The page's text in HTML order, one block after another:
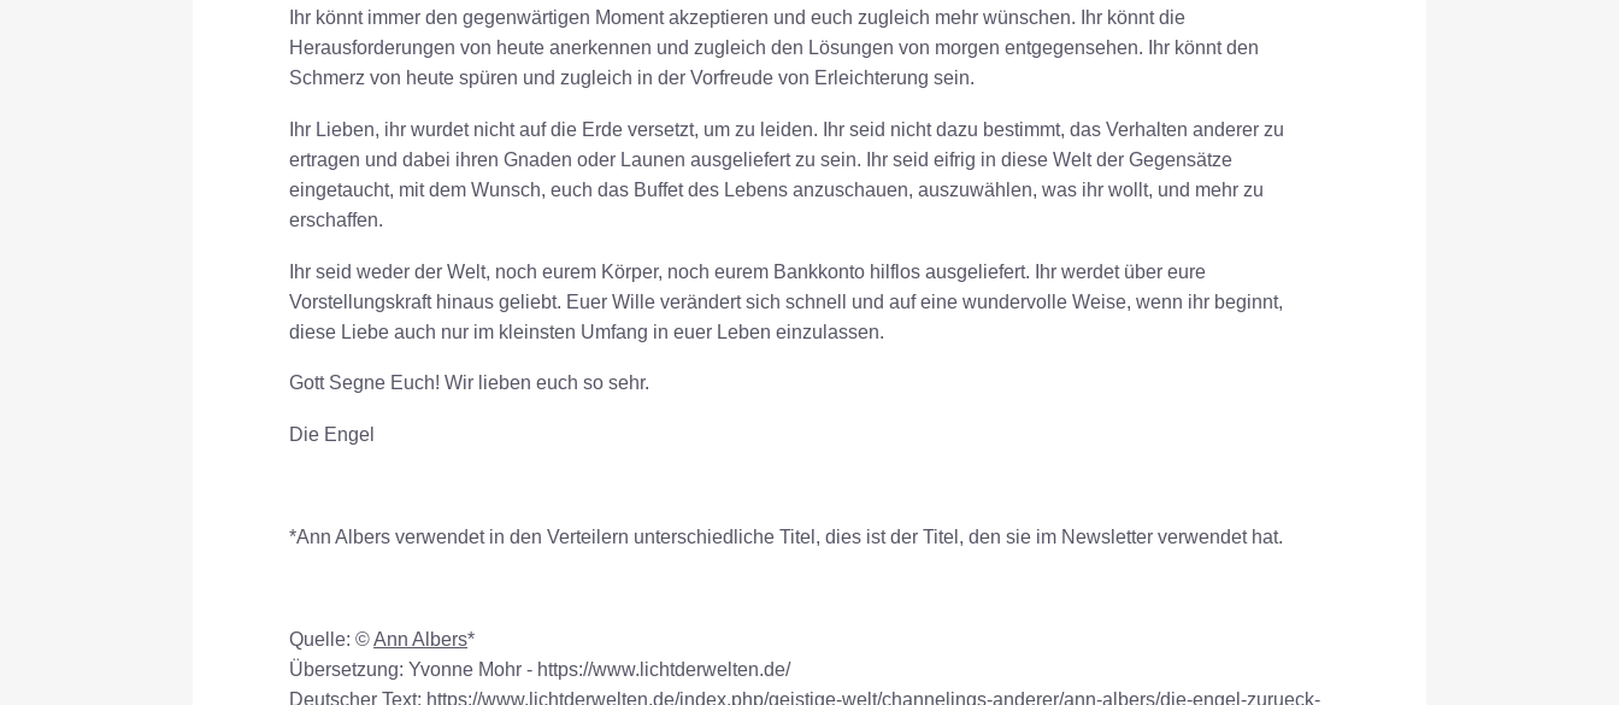
Ihr könnt immer den gegenwärtigen Moment akzeptieren und euch zugleich mehr wünschen. Ihr könnt die
Herausforderungen von heute anerkennen und zugleich den Lösungen von morgen entgegensehen. Ihr könnt den
Schmerz von heute spüren und zugleich in der Vorfreude von Erleichterung sein.
Ihr Lieben, ihr wurdet nicht auf die Erde versetzt, um zu leiden. Ihr seid nicht dazu bestimmt, das Verhalten anderer zu
ertragen und dabei ihren Gnaden oder Launen ausgeliefert zu sein. Ihr seid eifrig in diese Welt der Gegensätze
eingetaucht, mit dem Wunsch, euch das Buffet des Lebens anzuschauen, auszuwählen, was ihr wollt, und mehr zu
erschaffen.
Ihr seid weder der Welt, noch eurem Körper, noch eurem Bankkonto hilflos ausgeliefert. Ihr werdet über eure
Vorstellungskraft hinaus geliebt. Euer Wille verändert sich schnell und auf eine wundervolle Weise, wenn ihr beginnt,
diese Liebe auch nur im kleinsten Umfang in euer Leben einzulassen.
Gott Segne Euch! Wir lieben euch so sehr.
Die Engel
*Ann Albers verwendet in den Verteilern unterschiedliche Titel, dies ist der Titel, den sie im Newsletter verwendet hat.
Quelle: ©Ann Albers*
Übersetzung: Yvonne Mohr - https://www.lichtderwelten.de/
Deutscher Text: https://www.lichtderwelten.de/index.php/geistige-welt/channelings-anderer/ann-albers/die-engel-zurueck-